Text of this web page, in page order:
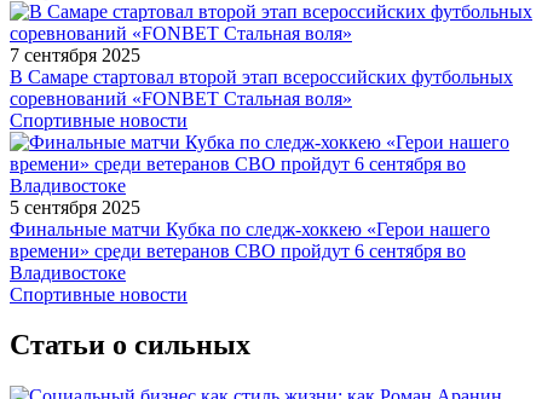
7 сентября 2025
В Самаре стартовал второй этап всероссийских футбольных
соревнований «FONBET Стальная воля»
Спортивные новости
5 сентября 2025
Финальные матчи Кубка по следж-хоккею «Герои нашего
времени» среди ветеранов СВО пройдут 6 сентября во
Владивостоке
Спортивные новости
Статьи о сильных